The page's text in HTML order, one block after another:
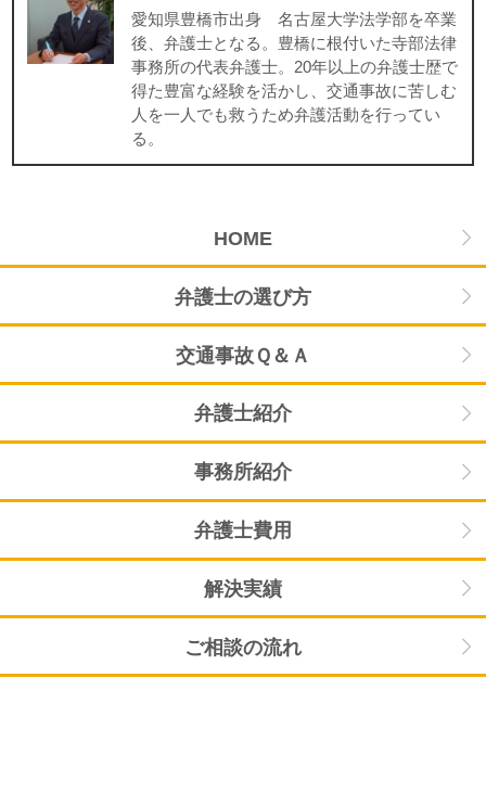
愛知県豊橋市出身 名古屋大学法学部を卒業
後、弁護士となる。豊橋に根付いた寺部法律
事務所の代表弁護士。20年以上の弁護士歴で
得た豊富な経験を活かし、交通事故に苦しむ
人を一人でも救うため弁護活動を行ってい
る。
HOME
弁護士の選び方
交通事故Ｑ＆Ａ
弁護士紹介
事務所紹介
弁護士費用
解決実績
ご相談の流れ